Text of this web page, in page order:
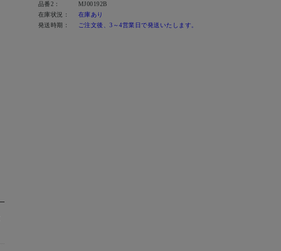
品番2：
MJ00192B
在庫状況：
在庫あり
発送時期：
ご注文後、3～4営業日で発送いたします。